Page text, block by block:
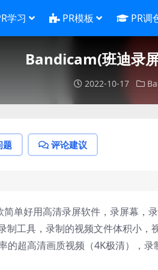
学习 PR模板 PR调
Bandicam(班迪录
2022-10-17
题 评论建议
单好用高清录屏软件，录屏幕，
制工具，录制的视频文件体积小
的超高清画质视频（4K极清），